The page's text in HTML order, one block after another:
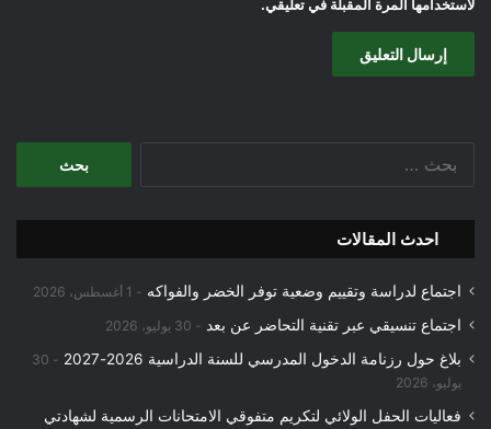
لاستخدامها المرة المقبلة في تعليقي.
احدث المقالات
اجتماع لدراسة وتقييم وضعية توفر الخضر والفواكه 1 أغسطس، 2026
اجتماع تنسيقي عبر تقنية التحاضر عن بعد 30 يوليو، 2026
بلاغ حول رزنامة الدخول المدرسي للسنة الدراسية 2026-2027
30
يوليو، 2026
فعاليات الحفل الولائي لتكريم متفوقي الامتحانات الرسمية لشهادتي